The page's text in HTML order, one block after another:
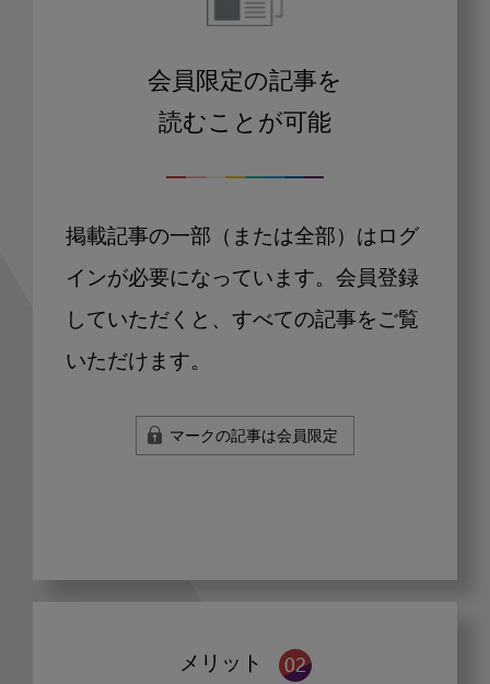
会員限定の記事を
読むことが可能
掲載記事の一部（または全部）はログ
インが必要になっています。会員登録
していただくと、すべての記事をご覧
いただけます。
マークの記事は会員限定
メリット